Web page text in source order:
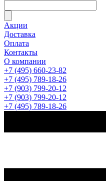
Акции
Доставка
Оплата
Контакты
О компании
+7 (495) 660-23-82
+7 (495) 789-18-26
+7 (903) 799-20-12
+7 (903) 799-20-12
+7 (495) 789-18-26